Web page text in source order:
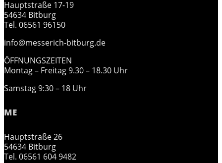
Hauptstraße 17-19
54634 Bitburg
Tel. 06561 96150
info@messerich-bitburg.de
ÖFFNUNGSZEITEN
Montag – Freitag 9.30 – 18.30 Uhr
Samstag 9:30 – 18 Uhr
ME
Hauptstraße 26
54634 Bitburg
Tel. 06561 604 9482